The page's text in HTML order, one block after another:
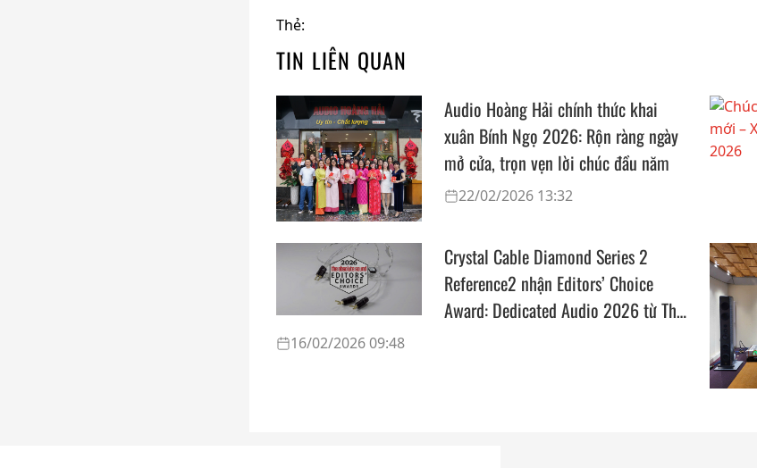
Thẻ:
TIN LIÊN QUAN
Audio Hoàng Hải chính thức khai
xuân Bính Ngọ 2026: Rộn ràng ngày
mở cửa, trọn vẹn lời chúc đầu năm
22/02/2026 13:32
Crystal Cable Diamond Series 2
Reference2 nhận Editors’ Choice
Award: Dedicated Audio 2026 từ The
16/02/2026 09:48